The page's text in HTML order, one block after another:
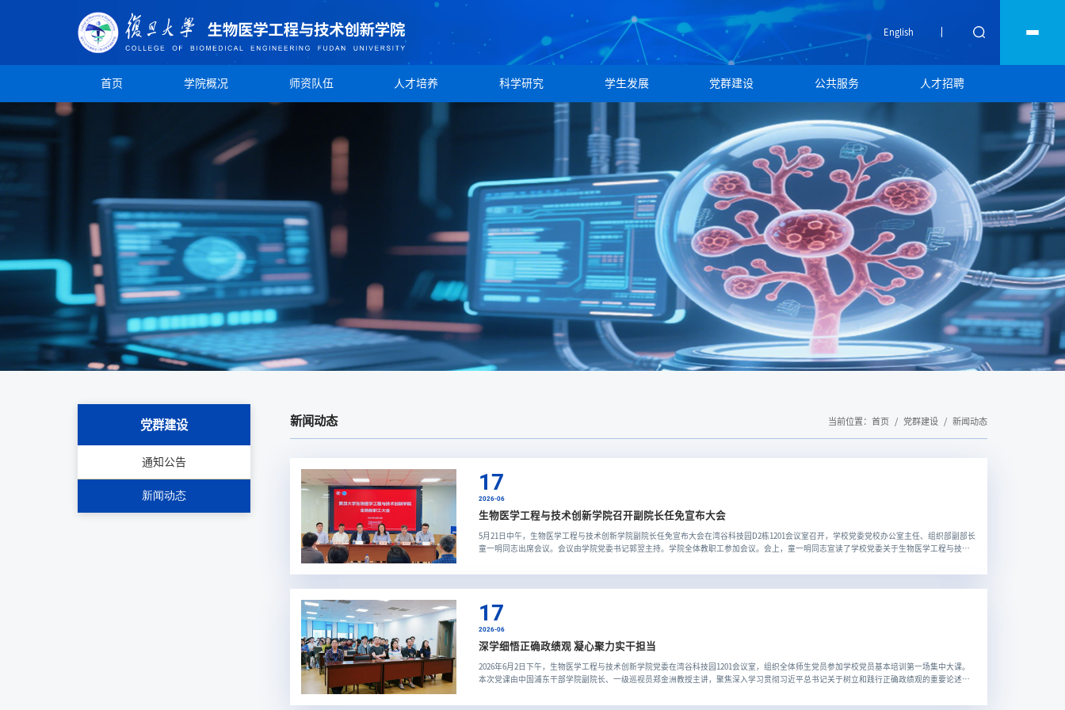
English
首页 学院概况 师资队伍 人才培养 科学研究 学生发展 党群建设 公共服务 人才招聘
党群建设
通知公告
新闻动态
新闻动态 当前位置： 首页 党群建设 新闻动态
17
2026-06
生物医学工程与技术创新学院召开副院长任免宣布大会
5月21日中午，生物医学工程与技术创新学院副院长任免宣布大会在湾谷科技园D2栋1201会议室召开，学校党委党校办公室主任、组织部副部长
童一明同志出席会议。会议由学院党委书记郭翌主持。学院全体教职工参加会议。会上，童一明同志宣读了学校党委关于生物医学工程与技术
发言中回顾自2025年4月学院初...
17
2026-06
深学细悟正确政绩观 凝心聚力实干担当
2026年6月2日下午，生物医学工程与技术创新学院党委在湾谷科技园1201会议室，组织全体师生党员参加学校党员基本培训第一场集中大课。
本次党课由中国浦东干部学院副院长、一级巡视员郑金洲教授主讲，聚焦深入学习贯彻习近平总书记关于树立和践行正确政绩观的重要论述，
为谁而树、树什么样的政绩、靠...